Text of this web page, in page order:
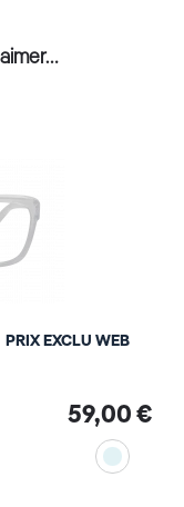
PRIX EXCLU WEB
59,00 €